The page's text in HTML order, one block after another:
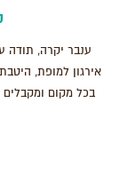
ענבר יקרה, תודה
אירגון למופת,
בכל מקום ומקבלים